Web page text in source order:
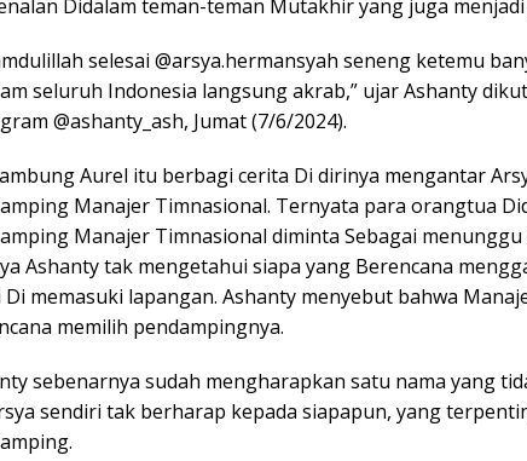
Didalam teman-teman Mutakhir yang juga
selesai @arsya.hermansyah seneng ketemu
seluruh Indonesia langsung akrab,” ujar Ashanty
@ashanty_ash, Jumat (7/6/2024).
Aurel itu berbagi cerita Di dirinya mengantar
Manajer Timnasional. Ternyata para orangtua
Manajer Timnasional diminta Sebagai
Ashanty tak mengetahui siapa yang Berencana
memasuki lapangan. Ashanty menyebut bahwa
memilih pendampingnya.
sebenarnya sudah mengharapkan satu nama yang
sendiri tak berharap kepada siapapun, yang